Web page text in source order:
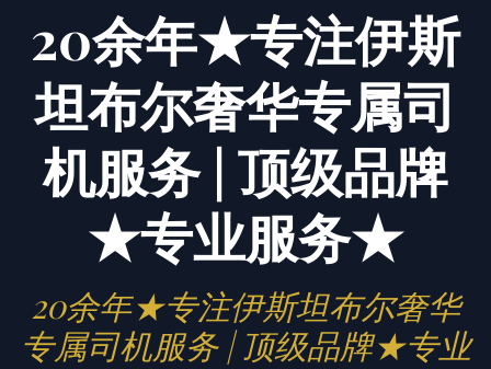
20余年★专注伊斯
坦布尔奢华专属司
机服务 | 顶级品牌
★专业服务★
20余年★专注伊斯坦布尔奢华
专属司机服务 | 顶级品牌★专业